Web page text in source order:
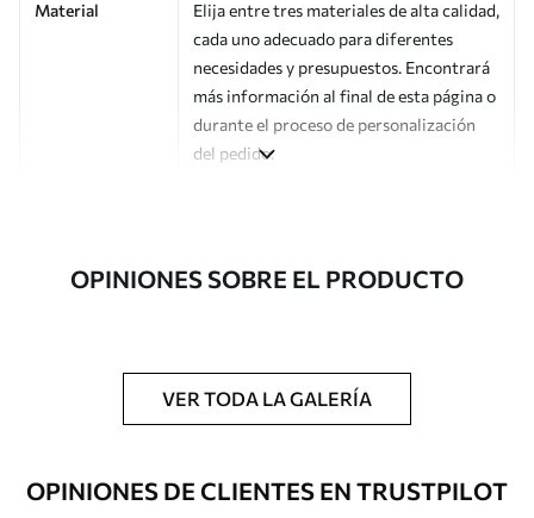
Material
Elija entre tres materiales de alta calidad,
cada uno adecuado para diferentes
necesidades y presupuestos. Encontrará
más información al final de esta página o
durante el proceso de personalización
del pedido.
artículo
Impreso bajo pedido y entregado en
rollos de hasta 50 cm de ancho.
Opciones
adicionales
Disponible con recubrimiento de barniz
y/o adhesivo para empapelar.
OPINIONES SOBRE EL PRODUCTO
VER TODA LA GALERÍA
OPINIONES DE CLIENTES EN TRUSTPILOT